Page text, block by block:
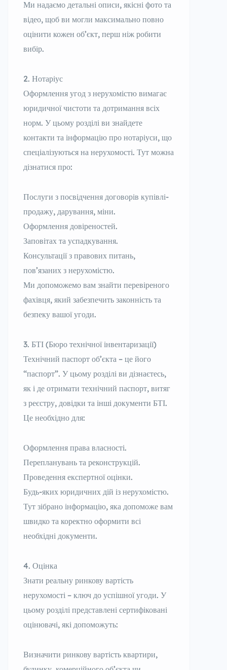
Ми надаємо детальні описи, якісні фото та
відео, щоб ви могли максимально повно
оцінити кожен об’єкт, перш ніж робити
вибір.
Нотаріус
Оформлення угод з нерухомістю вимагає
юридичної чистоти та дотримання всіх
норм. У цьому розділі ви знайдете
контакти та інформацію про нотаріуси, що
спеціалізуються на нерухомості. Тут можна
дізнатися про:
Послуги з посвідчення договорів купівлі-
продажу, дарування, міни.
Оформлення довіреностей.
Заповітах та успадкування.
Консультації з правових питань,
пов’язаних з нерухомістю.
Ми допоможемо вам знайти перевіреного
фахівця, який забезпечить законність та
безпеку вашої угоди.
БТІ (Бюро технічної інвентаризації)
Технічний паспорт об’єкта – це його
“паспорт”. У цьому розділі ви дізнаєтесь,
як і де отримати технічний паспорт, витяг
з реєстру, довідки та інші документи БТІ.
Це необхідно для:
Оформлення права власності.
Перепланувань та реконструкцій.
Проведення експертної оцінки.
Будь-яких юридичних дій із нерухомістю.
Тут зібрано інформацію, яка допоможе вам
швидко та коректно оформити всі
необхідні документи.
Оцінка
Знати реальну ринкову вартість
нерухомості – ключ до успішної угоди. У
цьому розділі представлені сертифіковані
оцінювачі, які допоможуть:
Визначити ринкову вартість квартири,